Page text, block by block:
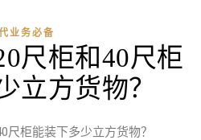
业务必备
尺柜和40尺柜
立方货物？
尺柜能装下多少立方货物？